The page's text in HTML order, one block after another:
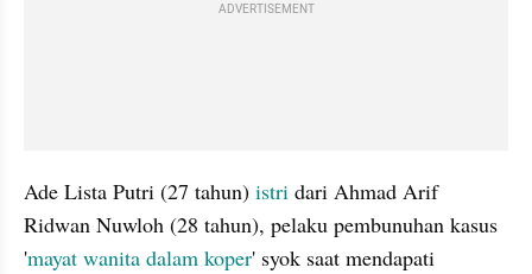
ADVERTISEMENT
Ade Lista Putri (27 tahun) istri dari Ahmad Arif
Ridwan Nuwloh (28 tahun), pelaku pembunuhan kasus
'mayat wanita dalam koper' syok saat mendapati